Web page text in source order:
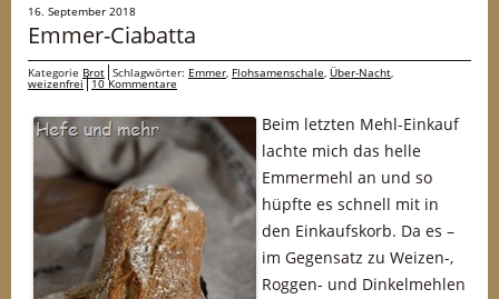
16. September 2018
Emmer-Ciabatta
Kategorie Brot Schlagwörter: Emmer, Flohsamenschale, Über-Nacht,
weizenfrei 10 Kommentare
Beim letzten Mehl-Einkauf
lachte mich das helle
Emmermehl an und so
hüpfte es schnell mit in
den Einkaufskorb. Da es –
im Gegensatz zu Weizen-,
Roggen- und Dinkelmehlen